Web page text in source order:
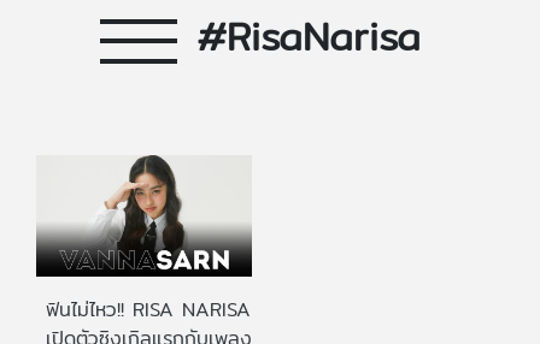
#RisaNarisa
ฟินไม่ไหว!! RISA NARISA